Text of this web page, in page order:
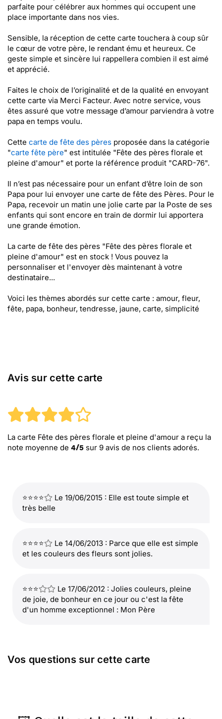
parfaite pour célébrer aux hommes qui occupent une
place importante dans nos vies.
Sensible, la réception de cette carte touchera à coup sûr
le cœur de votre père, le rendant ému et heureux. Ce
geste simple et sincère lui rappellera combien il est aimé
et apprécié.
Faites le choix de l’originalité et de la qualité en envoyant
cette carte via Merci Facteur. Avec notre service, vous
êtes assuré que votre message d’amour parviendra à votre
papa en temps voulu.
Cette carte de fête des pères proposée dans la catégorie
"carte fête père" est intitulée "Fête des pères florale et
pleine d'amour" et porte la référence produit "CARD-76".
Il n’est pas nécessaire pour un enfant d’être loin de son
Papa pour lui envoyer une carte de fête des Pères. Pour le
Papa, recevoir un matin une jolie carte par la Poste de ses
enfants qui sont encore en train de dormir lui apportera
une grande émotion.
La carte de fête des pères "Fête des pères florale et
pleine d'amour" est en stock ! Vous pouvez la
personnaliser et l'envoyer dès maintenant à votre
destinataire...
Voici les thèmes abordés sur cette carte : amour, fleur,
fête, papa, bonheur, tendresse, jaune, carte, simplicité
Avis sur cette carte
La carte Fête des pères florale et pleine d'amour a reçu la
note moyenne de 4/5 sur 9 avis de nos clients adorés.
⭐⭐⭐⭐
Le 19/06/2015 : Elle est toute simple et
très belle
⭐⭐⭐⭐
Le 14/06/2013 : Parce que elle est simple
et les couleurs des fleurs sont jolies.
⭐⭐⭐
Le 17/06/2012 : Jolies couleurs, pleine
de joie, de bonheur en ce jour ou c'est la fête
d'un homme exceptionnel : Mon Père
Vos questions sur cette carte